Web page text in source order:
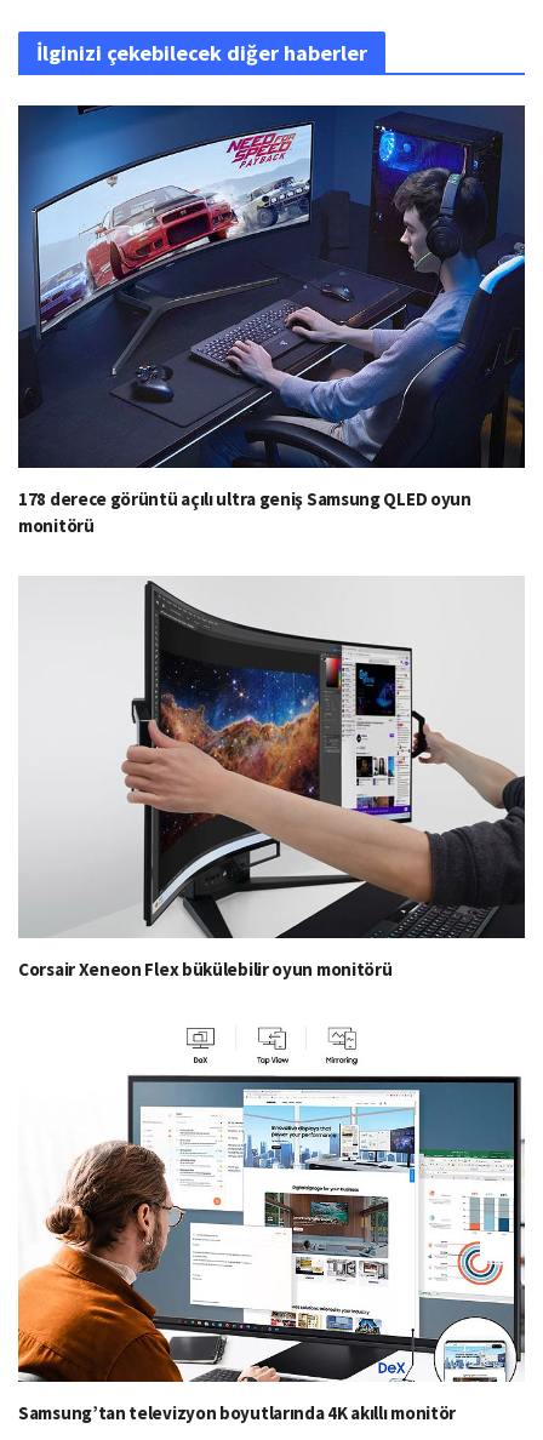
İlginizi çekebilecek diğer haberler
178 derece görüntü açılı ultra geniş Samsung QLED oyun
monitörü
Corsair Xeneon Flex bükülebilir oyun monitörü
Samsung’tan televizyon boyutlarında 4K akıllı monitör